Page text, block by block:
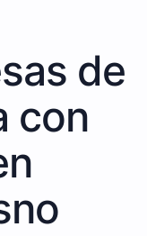
de
con